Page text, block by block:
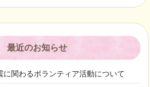
最近のお知らせ
に関わるボランティア活動について